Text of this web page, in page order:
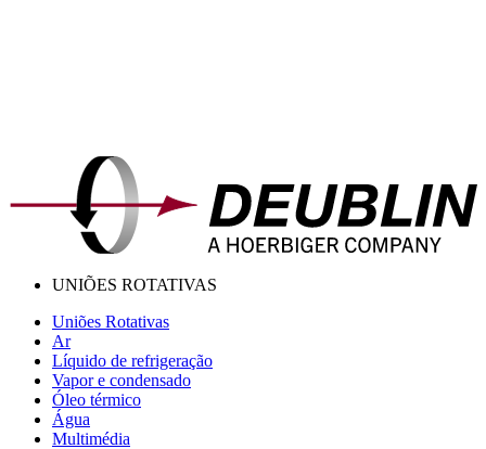
UNIÕES ROTATIVAS
Uniões Rotativas
Ar
Líquido de refrigeração
Vapor e condensado
Óleo térmico
Água
Multimédia